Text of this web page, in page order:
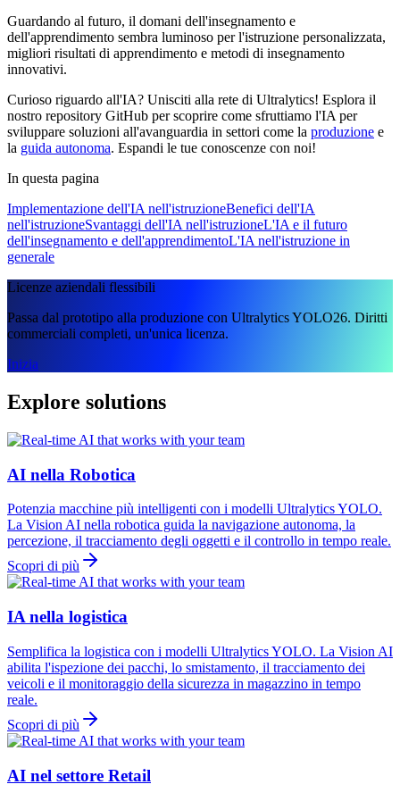
Guardando al futuro, il domani dell'insegnamento e
dell'apprendimento sembra luminoso per l'istruzione personalizzata,
migliori risultati di apprendimento e metodi di insegnamento
innovativi.
Curioso riguardo all'IA? Unisciti alla rete di Ultralytics! Esplora il
nostro repository GitHub per scoprire come sfruttiamo l'IA per
sviluppare soluzioni all'avanguardia in settori come la produzione e
la guida autonoma. Espandi le tue conoscenze con noi!
In questa pagina
Implementazione dell'IA nell'istruzioneBenefici dell'IA
nell'istruzioneSvantaggi dell'IA nell'istruzioneL'IA e il futuro
dell'insegnamento e dell'apprendimentoL'IA nell'istruzione in
generale
Licenze aziendali flessibili
Passa dal prototipo alla produzione con Ultralytics YOLO26. Diritti
commerciali completi, un'unica licenza.
Inizia
Explore solutions
AI nella Robotica
Potenzia macchine più intelligenti con i modelli Ultralytics YOLO.
La Vision AI nella robotica guida la navigazione autonoma, la
percezione, il tracciamento degli oggetti e il controllo in tempo reale.
Scopri di più
IA nella logistica
Semplifica la logistica con i modelli Ultralytics YOLO. La Vision AI
abilita l'ispezione dei pacchi, lo smistamento, il tracciamento dei
veicoli e il monitoraggio della sicurezza in magazzino in tempo
reale.
Scopri di più
AI nel settore Retail